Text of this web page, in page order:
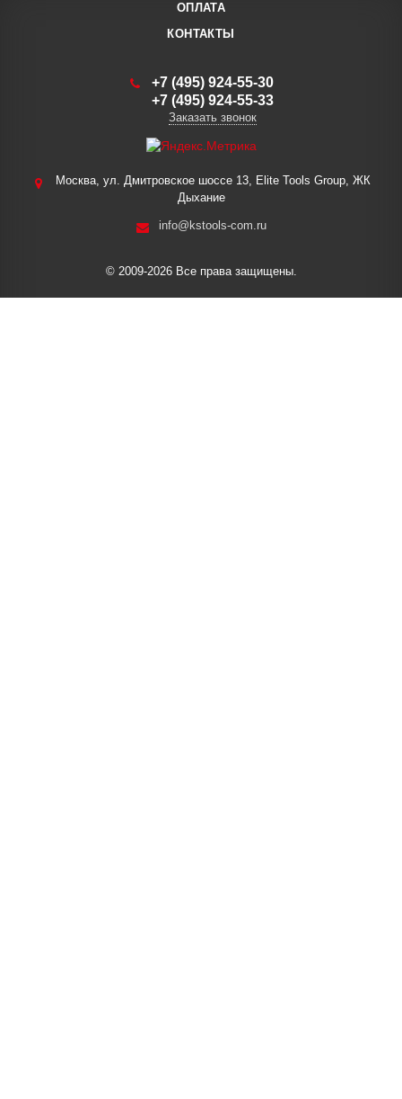
ОПЛАТА
КОНТАКТЫ
+7 (495) 924-55-30
+7 (495) 924-55-33
Заказать звонок
Москва, ул. Дмитровское шоссе 13, Elite Tools Group, ЖК
Дыхание
info@kstools-com.ru
© 2009-2026 Все права защищены.